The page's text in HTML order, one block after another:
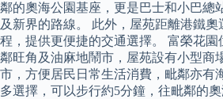
鄰的奧海公園基座，更是巴士和小巴總
及新界的路線。 此外，屋苑距離港鐵
程，提供更便捷的交通選擇。 富榮花
鄰旺角及油麻地鬧市，屋苑設有小型商
市，方便居民日常生活消費，毗鄰亦有
多選擇，可以步行約5分鐘，往毗鄰的